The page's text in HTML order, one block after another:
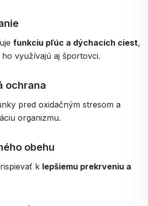
funkciu pľúc a dýchacích ciest,
využívajú aj športovci.
ochrana
pred oxidačným stresom a
organizmu.
obehu
k lepšiemu prekrveniu a